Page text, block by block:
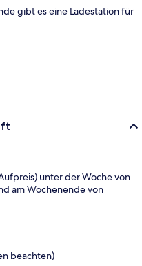
gibt es eine Ladestation für
unter der Woche von
am Wochenende von
beachten)